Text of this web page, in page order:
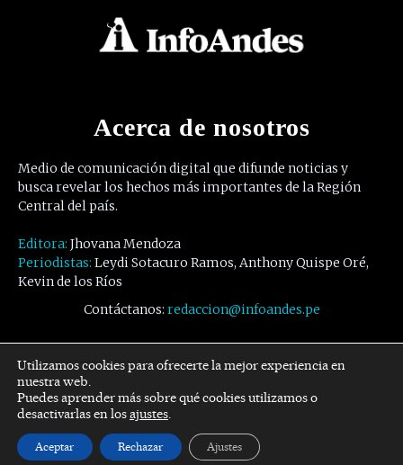
Acerca de nosotros
Medio de comunicación digital que difunde noticias y
busca revelar los hechos más importantes de la Región
Central del país.
Editora: Jhovana Mendoza
Periodistas: Leydi Sotacuro Ramos, Anthony Quispe Oré,
Kevin de los Ríos
Contáctanos: redaccion@infoandes.pe
Síguenos
Facebook Twitter Youtube
Utilizamos cookies para ofrecerte la mejor experiencia en
nuestra web.
Puedes aprender más sobre qué cookies utilizamos o
desactivarlas en losajustes.
Aceptar Rechazar Ajustes